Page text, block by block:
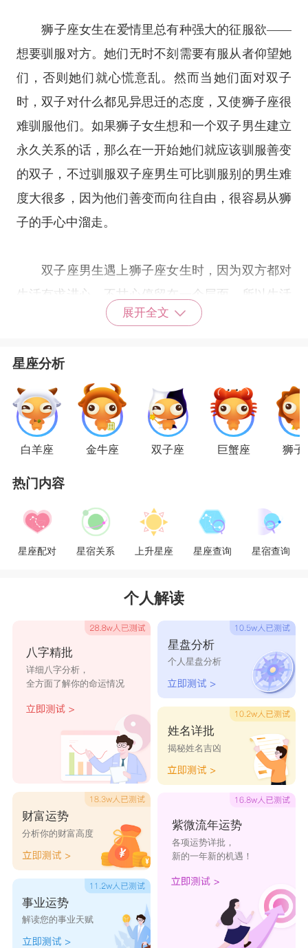
狮子座女生在爱情里总有种强大的征服欲——
想要驯服对方。她们无时不刻需要有服从者仰望她
们，否则她们就心慌意乱。然而当她们面对双子
时，双子对什么都见异思迁的态度，又使狮子座很
难驯服他们。如果狮子女生想和一个双子男生建立
永久关系的话，那么在一开始她们就应该驯服善变
的双子，不过驯服双子座男生可比驯服别的男生难
度大很多，因为他们善变而向往自由，很容易从狮
子的手心中溜走。
双子座男生遇上狮子座女生时，因为双方都对
生活有求进心，不甘心停留在一个层面，所以生活
节奏上，可以达到很合拍的默契。虽然他们的内心
座的人虽然多变，但面对狮子座的霸气，很自然就
会收敛起来，狮子座也可以用一种豁达的心去包容
双子们那一种善变贪鲜的性格。所以，这样的搭
配，在情侣中是非常理想的一对。
爱好交际的双子座男生和喜好交友的狮子座女
生，在社交方面很相似，所以他们不会试图去阻碍
对方的人际交往。但狮子与身俱来的霸气，会让她
们需要双子顺从于她们，若是她们在无形中表现
约束，用相当有强制意味的“狮爱”来对双子，那可
就太不智了。变化多端的双子可是会在跟狮子虚与
委蛇一番之后，渐渐疏离狮子。其实像狮子与双子
这样活泼烂漫的组合，大可以平常心来轻松交往，
绝不要只为了维持王者风范，而吝于表现狮子们特
有的温柔，要记得，吃得开的双子，他们的选择绝
非只有一个。
星座乐原创文章，转载需注明出处
展开全文
星座分析
白羊座 金牛座 双子座 巨蟹座 狮子
热门内容
星座配对 星宿关系 上升星座 星座查询 星宿查询
个人解读
八字精批
详细八字分析，
全方面了解你的命运情况
财富运势
分析你的财富高度
事业运势
解读您的事业天赋
星盘分析
个人星盘分析
姓名详批
揭秘姓名吉凶
紫微流年运势
各项运势详批，
新的一年新的机遇！